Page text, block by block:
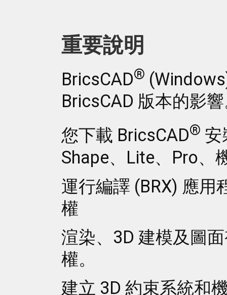
重要說明
BricsCAD®
BricsCAD 版本的影
您下載 BricsCAD® 安
Shape、Lite、Pro、
運行編譯 (BRX) 應用
權
渲染、3D 建模及圖
權。
建立 3D 約束系統和